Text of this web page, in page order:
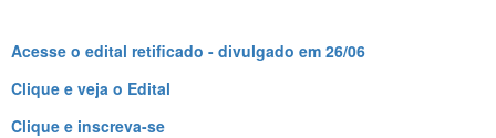
Acesse o edital retificado - divulgado em 26/06
Clique e veja o Edital
Clique e inscreva-se